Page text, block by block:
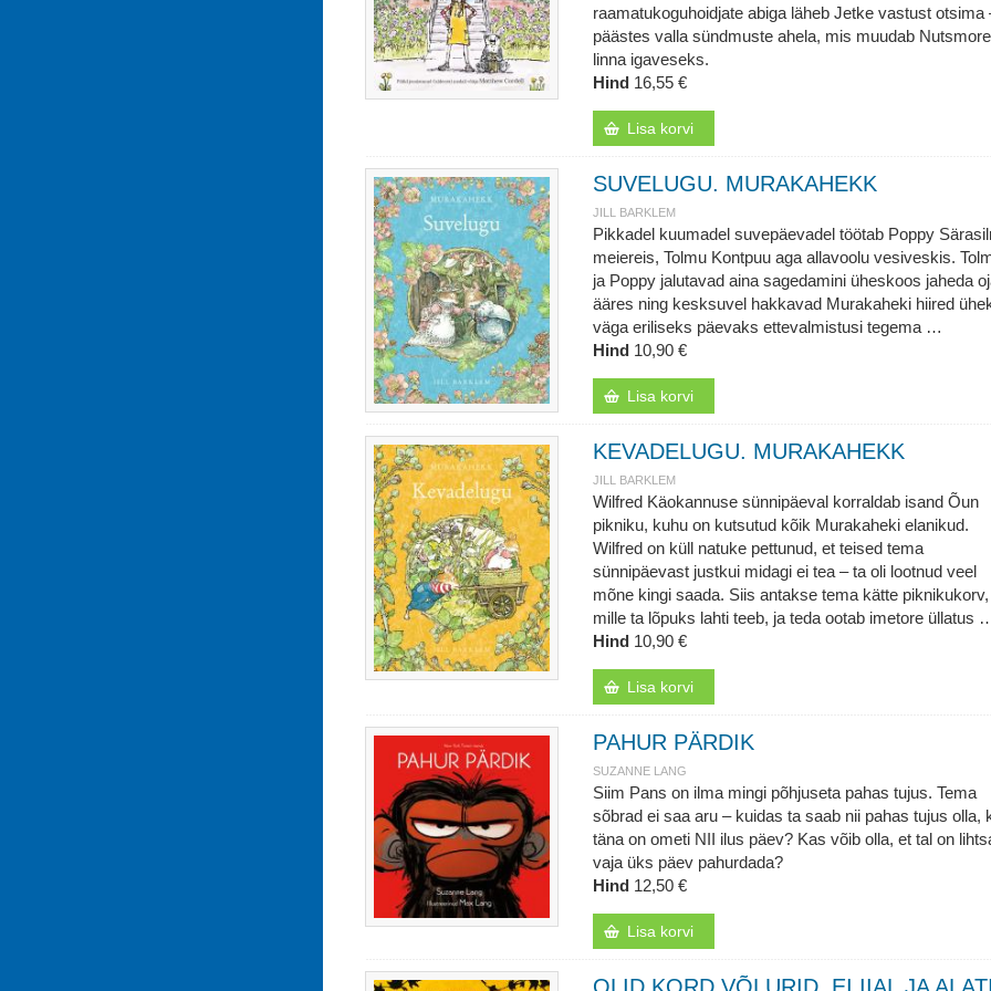
raamatukoguhoidjate abiga läheb Jetke vastust otsima
päästes valla sündmuste ahela, mis muudab
linna igaveseks.
Hind 16,55 €
Lisa korvi
SUVELUGU. MURAKAHEKK
JILL BARKLEM
Pikkadel kuumadel suvepäevadel töötab Poppy
meiereis, Tolmu Kontpuu aga allavoolu vesiveskis.
ja Poppy jalutavad aina sagedamini üheskoos jaheda
ääres ning kesksuvel hakkavad Murakaheki hiired
väga eriliseks päevaks ettevalmistusi tegema …
Hind 10,90 €
Lisa korvi
KEVADELUGU. MURAKAHEKK
JILL BARKLEM
Wilfred Käokannuse sünnipäeval korraldab isand Õun
pikniku, kuhu on kutsutud kõik Murakaheki elanikud.
Wilfred on küll natuke pettunud, et teised tema
sünnipäevast justkui midagi ei tea – ta oli lootnud veel
mõne kingi saada. Siis antakse tema kätte piknikukorv,
mille ta lõpuks lahti teeb, ja teda ootab imetore üllatus
Hind 10,90 €
Lisa korvi
PAHUR PÄRDIK
SUZANNE LANG
Siim Pans on ilma mingi põhjuseta pahas tujus. Tema
sõbrad ei saa aru – kuidas ta saab nii pahas tujus olla,
täna on ometi NII ilus päev? Kas võib olla, et tal on
vaja üks päev pahurdada?
Hind 12,50 €
Lisa korvi